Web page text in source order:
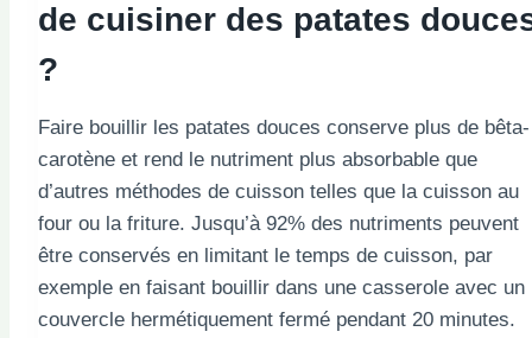
de cuisiner des patates
?
Faire bouillir les patates douces conserve plus de bêta-
carotène et rend le nutriment plus absorbable que
d’autres méthodes de cuisson telles que la cuisson au
four ou la friture. Jusqu’à 92% des nutriments peuvent
être conservés en limitant le temps de cuisson, par
exemple en faisant bouillir dans une casserole avec un
couvercle hermétiquement fermé pendant 20 minutes.